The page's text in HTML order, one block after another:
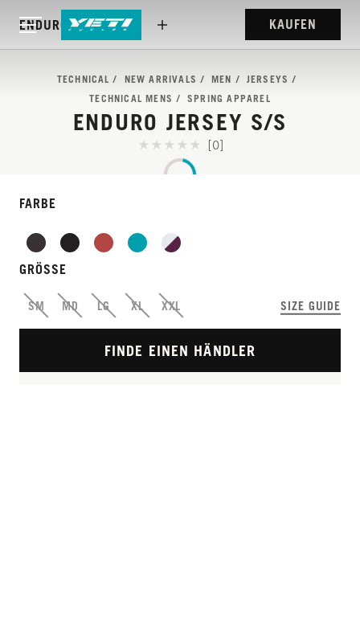
RENNTEAM-
ERPROBTES,
FUNKTIONSREICHES
TRIKOT FÜR JEDES
STARTGATTER.
ENDURO JERSEY S/S KAUFEN
TECHNICAL NEW ARRIVALS MEN
JERSEYS
TECHNICAL MENS
SPRING APPAREL
ENDURO JERSEY S/S
[0]
FARBE
GRÖSSE
SM MD LG XL XXL SIZE GUIDE
FINDE EINEN HÄNDLER